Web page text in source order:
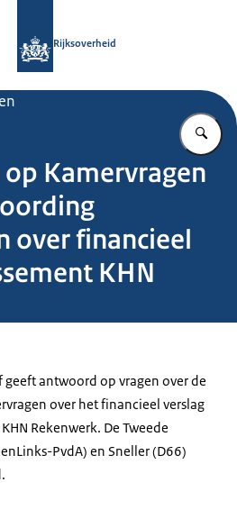
Rijksoverheid
Kamervragen
over financieel
KHN
antwoord op vragen over de
over het financieel verslag
Rekenwerk. De Tweede
PvdA) en Sneller (D66)